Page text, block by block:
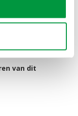
max. 450 kg.
kinderen
van dit